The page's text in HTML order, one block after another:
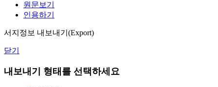
원문보기
인용하기
서지정보 내보내기(Export)
닫기
내보내기 형태를 선택하세요